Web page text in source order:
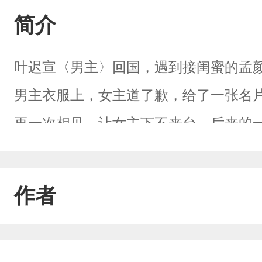
简介
叶迟宣〈男主〉回国，遇到接闺蜜的孟
男主衣服上，女主道了歉，给了一张名
再一次相见，让女主下不来台。后来的
作者